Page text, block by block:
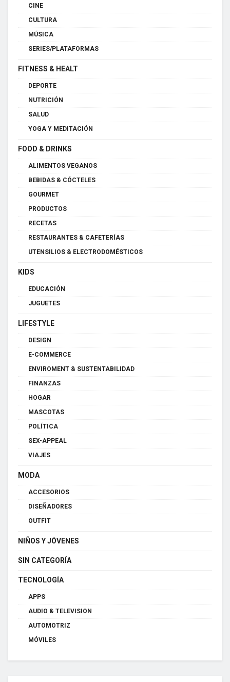
CINE
CULTURA
MÚSICA
SERIES/PLATAFORMAS
FITNESS & HEALT
DEPORTE
NUTRICIÓN
SALUD
YOGA Y MEDITACIÓN
FOOD & DRINKS
ALIMENTOS VEGANOS
BEBIDAS & CÓCTELES
GOURMET
PRODUCTOS
RECETAS
RESTAURANTES & CAFETERÍAS
UTENSILIOS & ELECTRODOMÉSTICOS
KIDS
EDUCACIÓN
JUGUETES
LIFESTYLE
DESIGN
E-COMMERCE
ENVIROMENT & SUSTENTABILIDAD
FINANZAS
HOGAR
MASCOTAS
POLÍTICA
SEX-APPEAL
VIAJES
MODA
ACCESORIOS
DISEÑADORES
OUTFIT
NIÑOS Y JÓVENES
SIN CATEGORÍA
TECNOLOGÍA
APPS
AUDIO & TELEVISION
AUTOMOTRIZ
MÓVILES